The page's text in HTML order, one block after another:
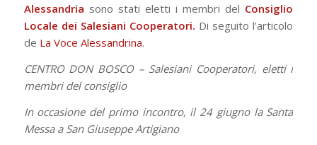
Alessandria sono stati eletti i membri del Consiglio
Locale dei Salesiani Cooperatori. Di seguito l’articolo
de La Voce Alessandrina.
CENTRO DON BOSCO – Salesiani Cooperatori, eletti i
membri del consiglio
In occasione del primo incontro, il 24 giugno la Santa
Messa a San Giuseppe Artigiano